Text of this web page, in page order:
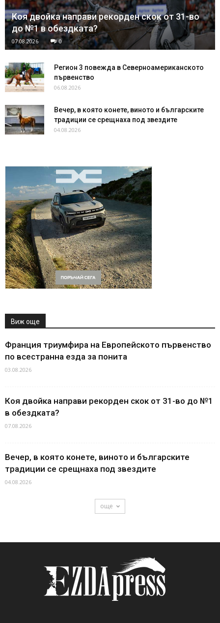
Коя двойка направи рекорден скок от 31-во
до №1 в обездката?
07.08.2026 0
Регион 3 повежда в Северноамериканското
първенство
06.08.2026
Вечер, в която конете, виното и българските
традиции се срещнаха под звездите
04.08.2026
Виж още
Франция триумфира на Европейското първенство
по всестранна езда за понита
03.08.2026
Коя двойка направи рекорден скок от 31-во до №1
в обездката?
07.08.2026
Вечер, в която конете, виното и българските
традиции се срещнаха под звездите
04.08.2026
още